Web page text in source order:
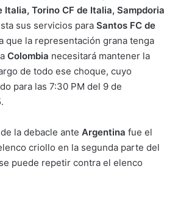
Italia, Torino CF de Italia, Sampdoria
sus servicios para Santos FC de
que la representación grana tenga
Colombia necesitará mantener la
de todo ese choque, cuyo
para las 7:30 PM del 9 de
la debacle ante Argentina fue el
criollo en la segunda parte del
puede repetir contra el elenco